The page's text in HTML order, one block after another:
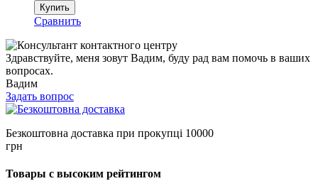
Купить
Сравнить
Здравствуйте, меня зовут Вадим, буду рад вам помочь в ваших
вопросах.
Вадим
Задать вопрос
Безкоштовна доставка при прокупці 10000
грн
Товары с высоким рейтингом